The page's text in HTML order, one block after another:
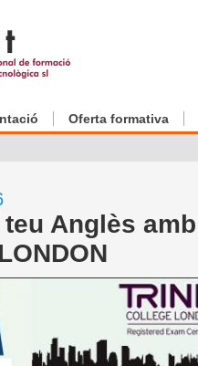
Oferta formativa
Anglès amb